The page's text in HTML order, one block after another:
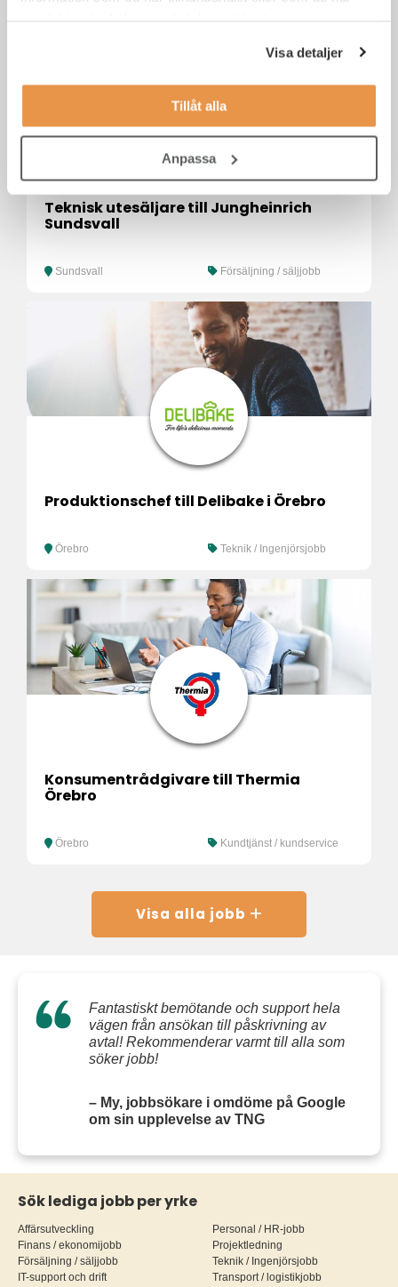
Visa detaljer
Tillåt alla
Anpassa
Teknisk utesäljare till Jungheinrich
Sundsvall
Sundsvall Försäljning / säljjobb
Produktionschef till Delibake i Örebro
Örebro Teknik / Ingenjörsjobb
Konsumentrådgivare till Thermia
Örebro
Örebro Kundtjänst / kundservice
Visa alla jobb
Fantastiskt bemötande och support hela
vägen från ansökan till påskrivning av
avtal! Rekommenderar varmt till alla som
söker jobb!
– My, jobbsökare i omdöme på Google
om sin upplevelse av TNG
Sök lediga jobb per yrke
Affärsutveckling
Finans / ekonomijobb
Försäljning / säljjobb
IT-support och drift
Personal / HR-jobb
Projektledning
Teknik / Ingenjörsjobb
Transport / logistikjobb